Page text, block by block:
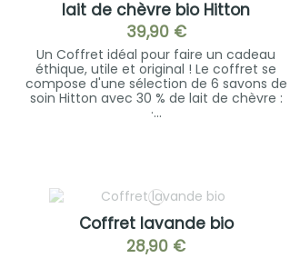
lait de chèvre bio Hitton
39,90 €
Un Coffret idéal pour faire un cadeau
éthique, utile et original ! Le coffret se
compose d'une sélection de 6 savons de
soin Hitton avec 30 % de lait de chèvre :
·...
Coffret lavande bio
28,90 €